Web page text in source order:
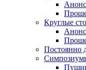
Круглые
Постоянно